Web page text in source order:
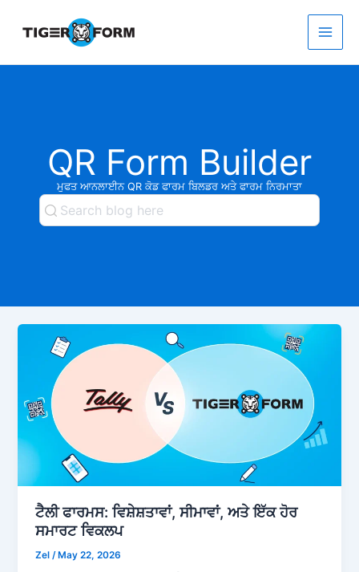
content
Main
QR Form Builder
ਮੁਫਤ ਆਨਲਾਈਨ QR ਕੋਡ ਫਾਰਮ ਬਿਲਡਰ ਅਤੇ ਫਾਰਮ ਨਿਰਮਾਤਾ
ਟੈਲੀ ਫਾਰਮਸ: ਵਿਸ਼ੇਸ਼ਤਾਵਾਂ, ਸੀਮਾਵਾਂ, ਅਤੇ ਇੱਕ ਹੋਰ
ਸਮਾਰਟ ਵਿਕਲਪ
Zel/ May 22, 2026